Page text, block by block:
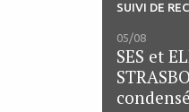
SUIVI DE
05/08
SES et